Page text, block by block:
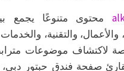
محتوى متنوعًا يجمع
والأعمال، والتقنية،
لاكتشاف موضوعات
صفحة فندق حبتور